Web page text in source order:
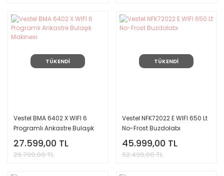
TÜKENDİ
Vestel BMA 6402 X WIFI 6
Programlı Ankastre Bulaşık
Makinesi
27.599,00 TL
26.799,00 TL
TÜKENDİ
Vestel NFK72022 E WIFI 650 Lt
No-Frost Buzdolabı
45.999,00 TL
52.499,00 TL